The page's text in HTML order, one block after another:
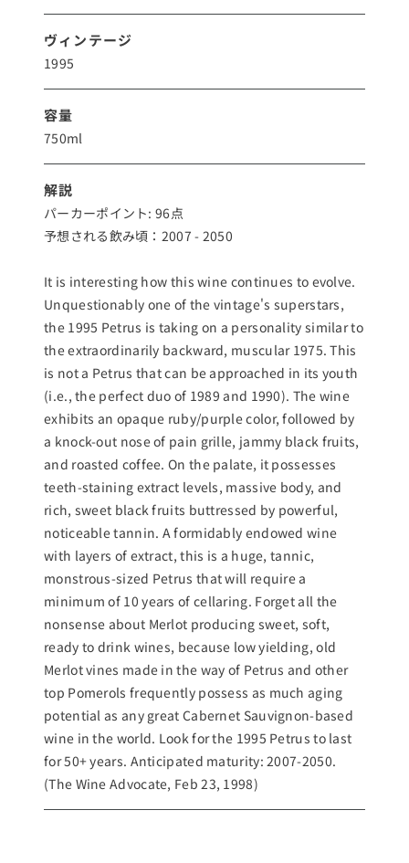
ヴィンテージ
1995
容量
750ml
解説
パーカーポイント: 96点
予想される飲み頃：2007 - 2050
It is interesting how this wine continues to evolve.
Unquestionably one of the vintage's superstars,
the 1995 Petrus is taking on a personality similar to
the extraordinarily backward, muscular 1975. This
is not a Petrus that can be approached in its youth
(i.e., the perfect duo of 1989 and 1990). The wine
exhibits an opaque ruby/purple color, followed by
a knock-out nose of pain grille, jammy black fruits,
and roasted coffee. On the palate, it possesses
teeth-staining extract levels, massive body, and
rich, sweet black fruits buttressed by powerful,
noticeable tannin. A formidably endowed wine
with layers of extract, this is a huge, tannic,
monstrous-sized Petrus that will require a
minimum of 10 years of cellaring. Forget all the
nonsense about Merlot producing sweet, soft,
ready to drink wines, because low yielding, old
Merlot vines made in the way of Petrus and other
top Pomerols frequently possess as much aging
potential as any great Cabernet Sauvignon-based
wine in the world. Look for the 1995 Petrus to last
for 50+ years. Anticipated maturity: 2007-2050.
(The Wine Advocate, Feb 23, 1998)